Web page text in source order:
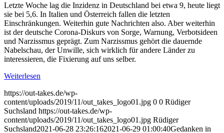
Letzte Woche lag die Inzidenz in Deutschland bei etwa 9, heute liegt
sie bei 5,6. In Italien und Österreich fallen die letzten
Einschränkungen. Weiterhin gute Nachrichten also. Aber weiterhin
ist der deutsche Corona-Diskurs von Sorge, Warnung, Verbotsideen
und Narzissmus geprägt. Zum Narzissmus gehört die dauernde
Nabelschau, der Unwille, sich wirklich für andere Länder zu
interessieren, die Fixierung auf uns selber.
Weiterlesen
https://out-takes.de/wp-
content/uploads/2019/11/out_takes_logo01.jpg 0 0 Rüdiger
Suchsland https://out-takes.de/wp-
content/uploads/2019/11/out_takes_logo01.jpg Rüdiger
Suchsland2021-06-28 23:26:162021-06-29 01:00:40Gedanken in